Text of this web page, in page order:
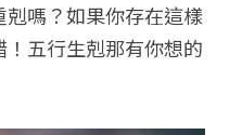
嗎？如果你存在這樣
五行生剋那有你想的